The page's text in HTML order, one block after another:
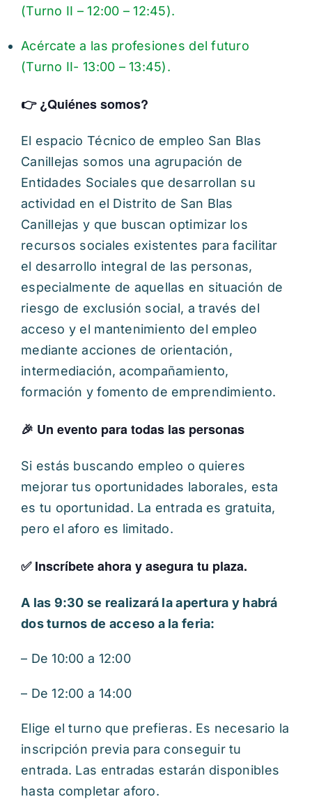
(Turno II – 12:00 – 12:45).
Acércate a las profesiones del futuro
(Turno II- 13:00 – 13:45).
👉​ ¿Quiénes somos?
El espacio Técnico de empleo San Blas
Canillejas somos una agrupación de
Entidades Sociales que desarrollan su
actividad en el Distrito de San Blas
Canillejas y que buscan optimizar los
recursos sociales existentes para facilitar
el desarrollo integral de las personas,
especialmente de aquellas en situación de
riesgo de exclusión social, a través del
acceso y el mantenimiento del empleo
mediante acciones de orientación,
intermediación, acompañamiento,
formación y fomento de emprendimiento.
🎉 Un evento para todas las personas
Si estás buscando empleo o quieres
mejorar tus oportunidades laborales, esta
es tu oportunidad. La entrada es gratuita,
pero el aforo es limitado.
✅Inscríbete ahora y asegura tu plaza.
A las 9:30 se realizará la apertura y habrá
dos turnos de acceso a la feria:
– De 10:00 a 12:00
– De 12:00 a 14:00
Elige el turno que prefieras. Es necesario la
inscripción previa para conseguir tu
entrada. Las entradas estarán disponibles
hasta completar aforo.